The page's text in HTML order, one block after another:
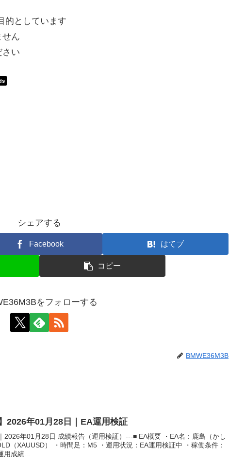
的としています
せん
さい
シェアする
Facebook はてブ
コピー
をフォローする
BMWE36M3B
2026年01月28日｜EA運用検証
2026年01月28日 成績報告（運用検証）---■ EA概要 ・EA名：鹿島（かし
（XAUUSD） ・時間足：M5 ・運用状況：EA運用検証中 ・稼働条件：
用成績...